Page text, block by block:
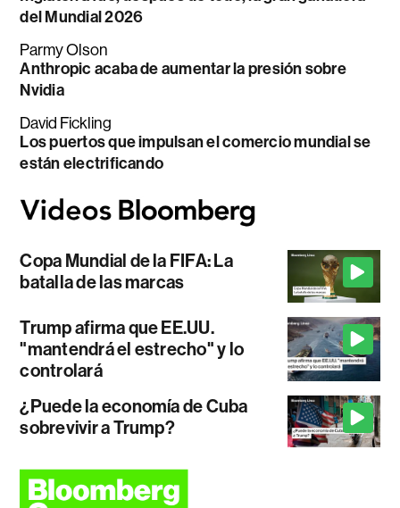
del Mundial 2026
Parmy Olson
Anthropic acaba de aumentar la presión sobre
Nvidia
David Fickling
Los puertos que impulsan el comercio mundial se
están electrificando
Copa Mundial de la FIFA: La
batalla de las marcas
Trump afirma que EE.UU.
"mantendrá el estrecho" y lo
controlará
¿Puede la economía de Cuba
sobrevivir a Trump?